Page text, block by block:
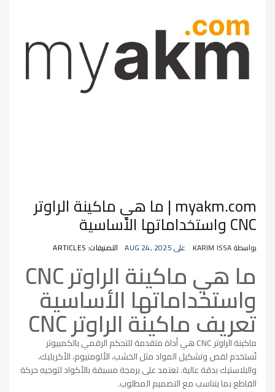
myakm.com | ما هي ماكينة الراوتر
CNC واستخداماتها الأساسية
بواسطة KARIM ISSA على AUG 24, 2025 التصنيفات: ARTICLES
ما هي ماكينة الراوتر CNC
واستخداماتها الأساسية
تعريف ماكينة الراوتر CNC
ماكينة الراوتر CNC هي أداة متقدمة للتحكم الرقمي بالكمبيوتر
تُستخدم لقص وتشكيل المواد مثل الخشب، الألومنيوم، الأكريليك،
والبلاستيك بدقة عالية. تعتمد على برمجة مسبقة بالأكواد لتوجيه حركة
القاطع بما يتناسب مع التصميم المطلوب.